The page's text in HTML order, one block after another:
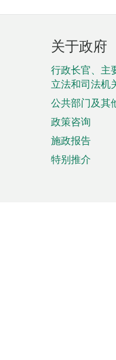
页
脚
菜
单
关于政府
行政长官、主
立法和司法机
公共部门及其
政策咨询
施政报告
特别推介